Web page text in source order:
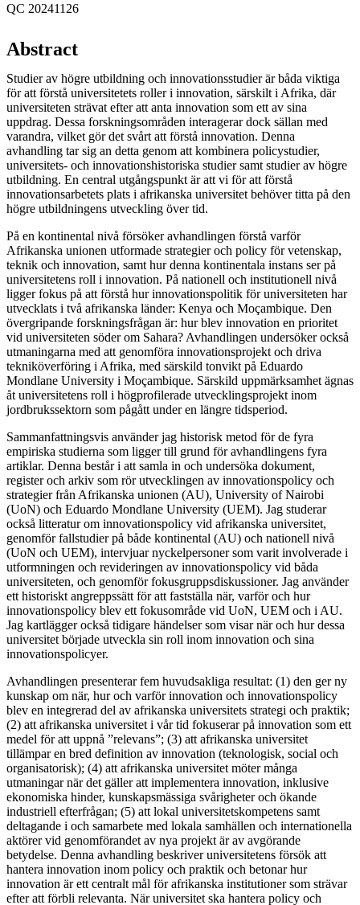
QC 20241126
Abstract
Studier av högre utbildning och innovationsstudier är båda viktiga
för att förstå universitetets roller i innovation, särskilt i Afrika, där
universiteten strävat efter att anta innovation som ett av sina
uppdrag. Dessa forskningsområden interagerar dock sällan med
varandra, vilket gör det svårt att förstå innovation. Denna
avhandling tar sig an detta genom att kombinera policystudier,
universitets- och innovationshistoriska studier samt studier av högre
utbildning. En central utgångspunkt är att vi för att förstå
innovationsarbetets plats i afrikanska universitet behöver titta på den
högre utbildningens utveckling över tid.
På en kontinental nivå försöker avhandlingen förstå varför
Afrikanska unionen utformade strategier och policy för vetenskap,
teknik och innovation, samt hur denna kontinentala instans ser på
universitetens roll i innovation. På nationell och institutionell nivå
ligger fokus på att förstå hur innovationspolitik för universiteten har
utvecklats i två afrikanska länder: Kenya och Moçambique. Den
övergripande forskningsfrågan är: hur blev innovation en prioritet
vid universiteten söder om Sahara? Avhandlingen undersöker också
utmaningarna med att genomföra innovationsprojekt och driva
tekniköverföring i Afrika, med särskild tonvikt på Eduardo
Mondlane University i Moçambique. Särskild uppmärksamhet ägnas
åt universitetens roll i högprofilerade utvecklingsprojekt inom
jordbrukssektorn som pågått under en längre tidsperiod.
Sammanfattningsvis använder jag historisk metod för de fyra
empiriska studierna som ligger till grund för avhandlingens fyra
artiklar. Denna består i att samla in och undersöka dokument,
register och arkiv som rör utvecklingen av innovationspolicy och
strategier från Afrikanska unionen (AU), University of Nairobi
(UoN) och Eduardo Mondlane University (UEM). Jag studerar
också litteratur om innovationspolicy vid afrikanska universitet,
genomför fallstudier på både kontinental (AU) och nationell nivå
(UoN och UEM), intervjuar nyckelpersoner som varit involverade i
utformningen och revideringen av innovationspolicy vid båda
universiteten, och genomför fokusgruppsdiskussioner. Jag använder
ett historiskt angreppssätt för att fastställa när, varför och hur
innovationspolicy blev ett fokusområde vid UoN, UEM och i AU.
Jag kartlägger också tidigare händelser som visar när och hur dessa
universitet började utveckla sin roll inom innovation och sina
innovationspolicyer.
Avhandlingen presenterar fem huvudsakliga resultat: (1) den ger ny
kunskap om när, hur och varför innovation och innovationspolicy
blev en integrerad del av afrikanska universitets strategi och praktik;
(2) att afrikanska universitet i vår tid fokuserar på innovation som ett
medel för att uppnå ”relevans”; (3) att afrikanska universitet
tillämpar en bred definition av innovation (teknologisk, social och
organisatorisk); (4) att afrikanska universitet möter många
utmaningar när det gäller att implementera innovation, inklusive
ekonomiska hinder, kunskapsmässiga svårigheter och ökande
industriell efterfrågan; (5) att lokal universitetskompetens samt
deltagande i och samarbete med lokala samhällen och internationella
aktörer vid genomförandet av nya projekt är av avgörande
betydelse. Denna avhandling beskriver universitetens försök att
hantera innovation inom policy och praktik och betonar hur
innovation är ett centralt mål för afrikanska institutioner som strävar
efter att förbli relevanta. När universitet ska hantera policy och